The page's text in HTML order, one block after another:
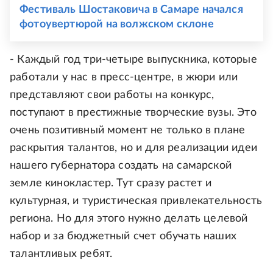
Фестиваль Шостаковича в Самаре начался
фотоувертюрой на волжском склоне
- Каждый год три-четыре выпускника, которые
работали у нас в пресс-центре, в жюри или
представляют свои работы на конкурс,
поступают в престижные творческие вузы. Это
очень позитивный момент не только в плане
раскрытия талантов, но и для реализации идеи
нашего губернатора создать на самарской
земле кинокластер. Тут сразу растет и
культурная, и туристическая привлекательность
региона. Но для этого нужно делать целевой
набор и за бюджетный счет обучать наших
талантливых ребят.